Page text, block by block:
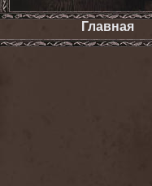
Главная